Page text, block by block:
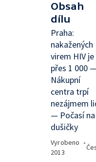
Obsah
dílu
Praha:
nakažených
virem HIV je
přes 1 000 —
Nákupní
centra trpí
nezájmem
— Počasí na
dušičky
Vyrobeno
2013
•